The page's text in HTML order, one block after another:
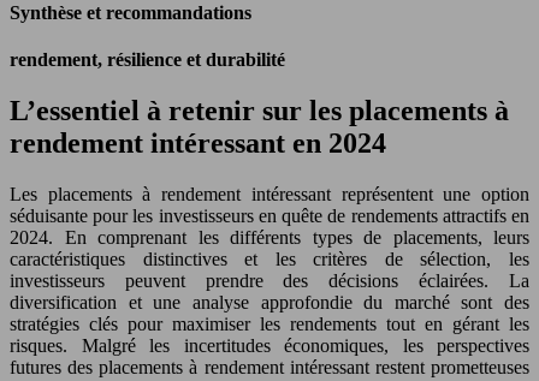
Synthèse et recommandations
rendement, résilience et durabilité
L’essentiel à retenir sur les placements à
rendement intéressant en 2024
Les placements à rendement intéressant représentent une option
séduisante pour les investisseurs en quête de rendements attractifs en
2024. En comprenant les différents types de placements, leurs
caractéristiques distinctives et les critères de sélection, les
investisseurs peuvent prendre des décisions éclairées. La
diversification et une analyse approfondie du marché sont des
stratégies clés pour maximiser les rendements tout en gérant les
risques. Malgré les incertitudes économiques, les perspectives
futures des placements à rendement intéressant restent prometteuses